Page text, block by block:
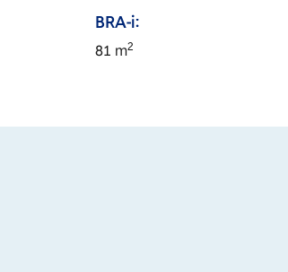
BRA-i:
81 m2